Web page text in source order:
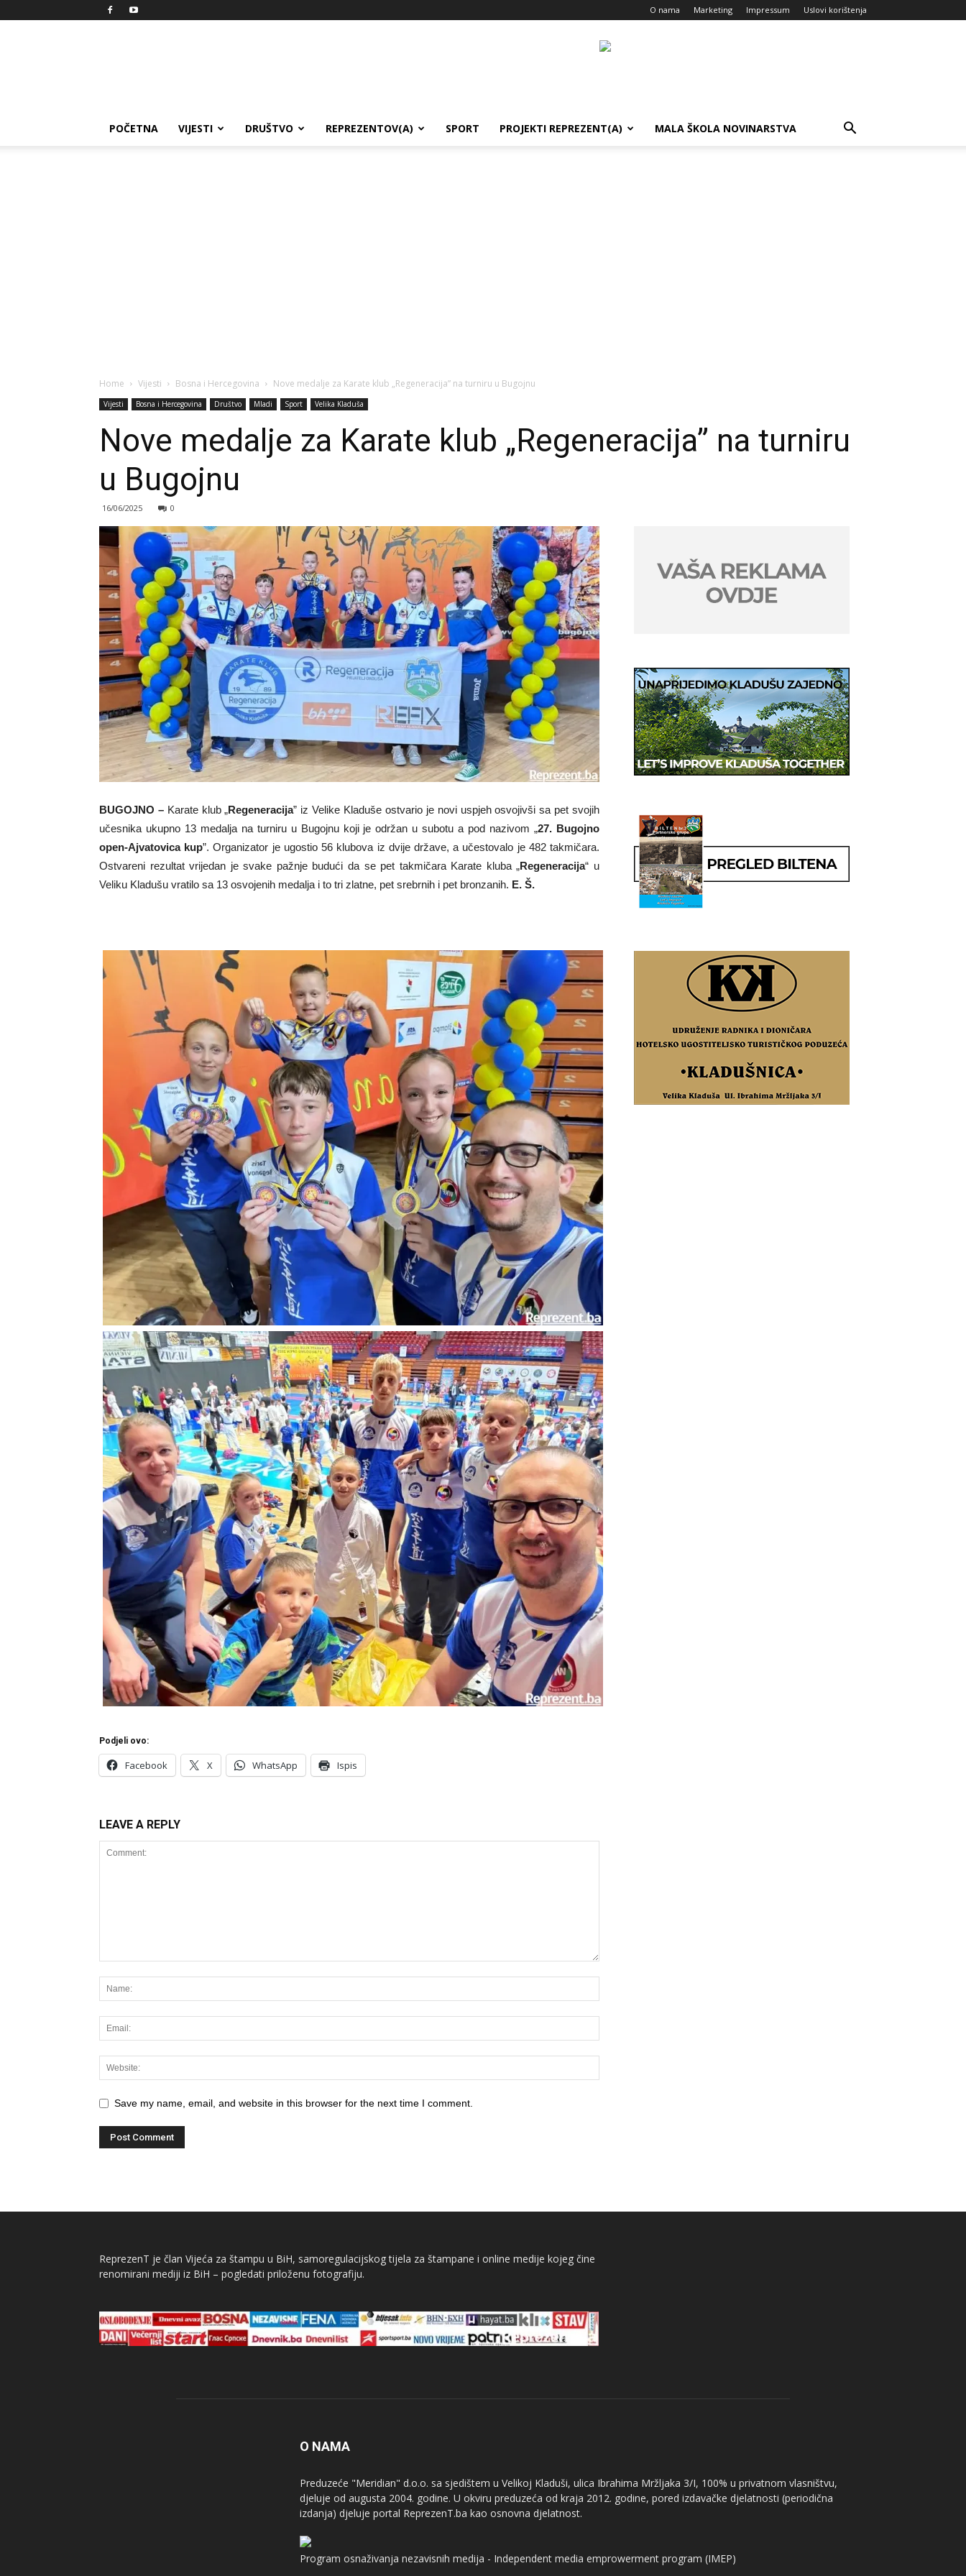
O nama Marketing Impressum Uslovi korištenja
POČETNA VIJESTI DRUŠTVO REPREZENTOV(A) SPORT PROJEKTI REPREZENT(A) MALA ŠKOLA NOVINARSTVA
Home Vijesti Bosna i Hercegovina Nove medalje za Karate klub „Regeneracija” na turniru u Bugojnu
Vijesti Bosna i Hercegovina Društvo Mladi Sport Velika Kladuša
Nove medalje za Karate klub „Regeneracija” na turniru
u Bugojnu
16/06/2025 0
BUGOJNO –Karate klub „Regeneracija” iz Velike Kladuše ostvario je novi uspjeh osvojivši sa pet svojih
učesnika ukupno 13 medalja na turniru u Bugojnu koji je održan u subotu a pod nazivom „27. Bugojno
open-Ajvatovica kup”. Organizator je ugostio 56 klubova iz dvije države, a učestovalo je 482 takmičara.
Ostvareni rezultat vrijedan je svake pažnje budući da se pet takmičara Karate kluba „Regeneracija“ u
Veliku Kladušu vratilo sa 13 osvojenih medalja i to tri zlatne, pet srebrnih i pet bronzanih. E. Š.
Podjeli ovo:
Facebook X WhatsApp Ispis
LEAVE A REPLY
Save my name, email, and website in this browser for the next time I comment.
ReprezenT je član Vijeća za štampu u BiH, samoregulacijskog tijela za štampane i online medije kojeg čine
renomirani mediji iz BiH – pogledati priloženu fotografiju.
O NAMA
Preduzeće "Meridian" d.o.o. sa sjedištem u Velikoj Kladuši, ulica Ibrahima Mržljaka 3/I, 100% u privatnom vlasništvu,
djeluje od augusta 2004. godine. U okviru preduzeća od kraja 2012. godine, pored izdavačke djelatnosti (periodična
izdanja) djeluje portal ReprezenT.ba kao osnovna djelatnost.
Program osnaživanja nezavisnih medija - Independent media emprowerment program (IMEP)